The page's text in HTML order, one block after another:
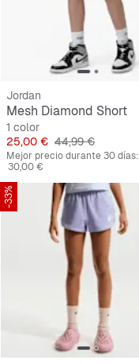
Jordan
Mesh Diamond Short
1 color
Precio
25,00 € Precio original
44,99 €
Mejor precio durante 30 días:
30,00 €
-33%